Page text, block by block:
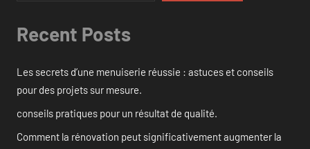
Recent Posts
Les secrets d’une menuiserie réussie : astuces et conseils
pour des projets sur mesure.
conseils pratiques pour un résultat de qualité.
Comment la rénovation peut significativement augmenter la